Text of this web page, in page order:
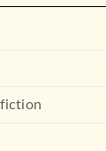
fiction